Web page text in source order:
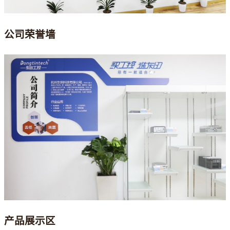
公司荣誉墙
产品展示区